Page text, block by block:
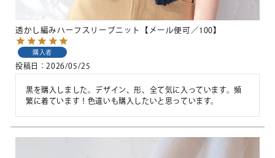
透かし編みハーフスリーブニット【メール便可／100】
購入者
投稿日 2026/05/25
黒を購入しました。デザイン、形、全て気に入っています。頻
繁に着ています！色違いも購入したいと思っています。